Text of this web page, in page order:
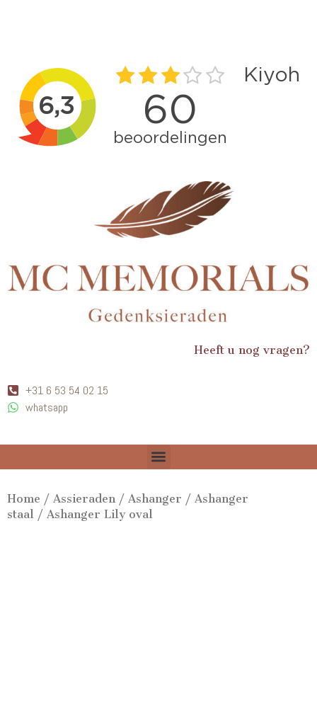
Heeft u nog vragen?
+31 6 53 54 02 15
whatsapp
Home / Assieraden / Ashanger / Ashanger
staal / Ashanger Lily oval